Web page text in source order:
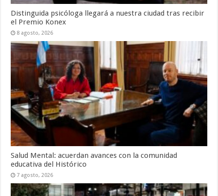
Distinguida psicóloga llegará a nuestra ciudad tras recibir
el Premio Konex
8 agosto, 2026
Salud Mental: acuerdan avances con la comunidad
educativa del Histórico
7 agosto, 2026